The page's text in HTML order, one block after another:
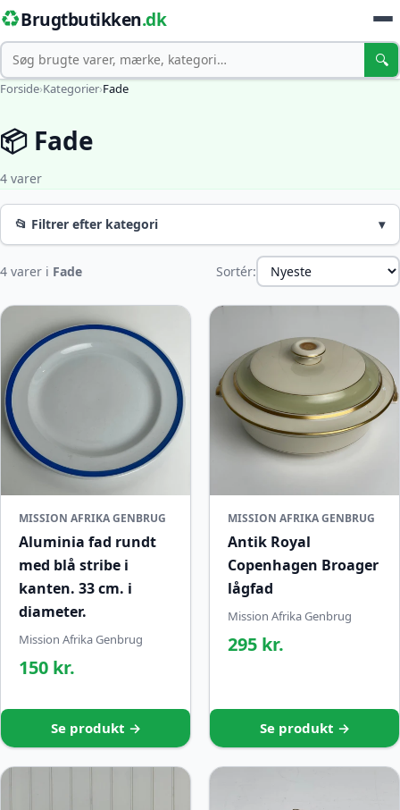
♻️Brugtbutikken.dk
Søg 🔍
Forside›Kategorier›Fade
📦 Fade
4 varer
📂 Filtrer efter kategori ▾
4 varer i Fade Sortér:
MISSION AFRIKA GENBRUG
Aluminia fad rundt
med blå stribe i
kanten. 33 cm. i
diameter.
Mission Afrika Genbrug
150 kr.
Se produkt →
MISSION AFRIKA GENBRUG
Antik Royal
Copenhagen Broager
lågfad
Mission Afrika Genbrug
295 kr.
Se produkt →